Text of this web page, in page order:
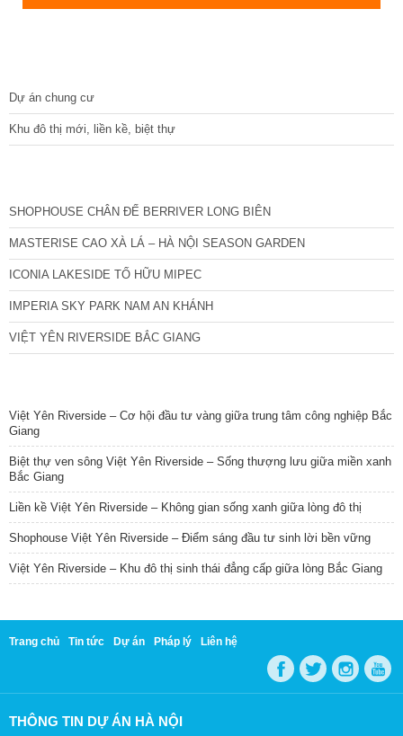
Dự án chung cư
Khu đô thị mới, liền kề, biệt thự
SHOPHOUSE CHÂN ĐẾ BERRIVER LONG BIÊN
MASTERISE CAO XÀ LÁ – HÀ NỘI SEASON GARDEN
ICONIA LAKESIDE TỐ HỮU MIPEC
IMPERIA SKY PARK NAM AN KHÁNH
VIỆT YÊN RIVERSIDE BẮC GIANG
Việt Yên Riverside – Cơ hội đầu tư vàng giữa trung tâm công nghiệp Bắc
Giang
Biệt thự ven sông Việt Yên Riverside – Sống thượng lưu giữa miền xanh
Bắc Giang
Liền kề Việt Yên Riverside – Không gian sống xanh giữa lòng đô thị
Shophouse Việt Yên Riverside – Điểm sáng đầu tư sinh lời bền vững
Việt Yên Riverside – Khu đô thị sinh thái đẳng cấp giữa lòng Bắc Giang
Trang chủ Tin tức Dự án Pháp lý Liên hệ
THÔNG TIN DỰ ÁN HÀ NỘI